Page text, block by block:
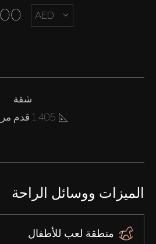
AED
شقة
1,405 قدم مربع
الميزات ووسائل الراحة
منطقة لعب للأطفال